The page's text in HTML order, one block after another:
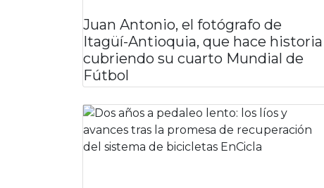
Juan Antonio, el fotógrafo de
Itagüí-Antioquia, que hace historia
cubriendo su cuarto Mundial de
Fútbol